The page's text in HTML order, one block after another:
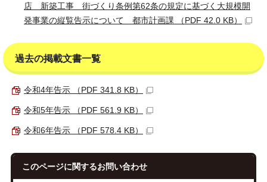
店 新築工事 街づくり条例第62条の規定に基づく大規模開
発事業の縦覧告示について 都市計画課 （PDF 42.0 KB）
過去の掲載文書一覧
令和4年告示 （PDF 341.8 KB）
令和5年告示 （PDF 561.9 KB）
令和6年告示 （PDF 578.4 KB）
このページに関するお問い合わせ